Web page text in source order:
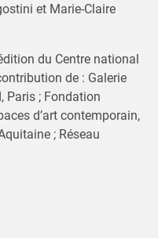
et Marie-Claire
du Centre national
de : Galerie
Paris ; Fondation
d’art contemporain,
; Réseau